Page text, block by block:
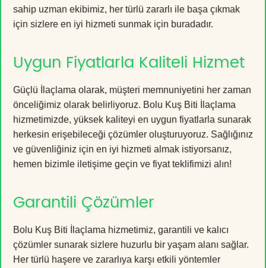
sahip uzman ekibimiz, her türlü zararlı ile başa çıkmak
için sizlere en iyi hizmeti sunmak için buradadır.
Uygun Fiyatlarla Kaliteli Hizmet
Güçlü İlaçlama olarak, müşteri memnuniyetini her zaman
önceliğimiz olarak belirliyoruz. Bolu Kuş Biti İlaçlama
hizmetimizde, yüksek kaliteyi en uygun fiyatlarla sunarak
herkesin erişebileceği çözümler oluşturuyoruz. Sağlığınız
ve güvenliğiniz için en iyi hizmeti almak istiyorsanız,
hemen bizimle iletişime geçin ve fiyat teklifimizi alın!
Garantili Çözümler
Bolu Kuş Biti İlaçlama hizmetimiz, garantili ve kalıcı
çözümler sunarak sizlere huzurlu bir yaşam alanı sağlar.
Her türlü haşere ve zararlıya karşı etkili yöntemler